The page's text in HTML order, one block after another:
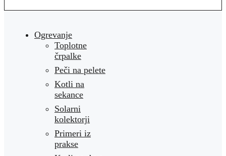
Ogrevanje
Toplotne
črpalke
Peči na pelete
Kotli na
sekance
Solarni
kolektorji
Primeri iz
prakse